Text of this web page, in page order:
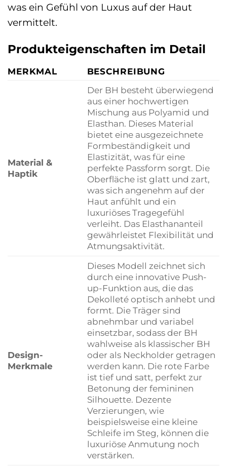
was ein Gefühl von Luxus auf der Haut
vermittelt.
Produkteigenschaften im Detail
MERKMAL BESCHREIBUNG
Material &
Haptik
Der BH besteht überwiegend
aus einer hochwertigen
Mischung aus Polyamid und
Elasthan. Dieses Material
bietet eine ausgezeichnete
Formbeständigkeit und
Elastizität, was für eine
perfekte Passform sorgt. Die
Oberfläche ist glatt und zart,
was sich angenehm auf der
Haut anfühlt und ein
luxuriöses Tragegefühl
verleiht. Das Elasthananteil
gewährleistet Flexibilität und
Atmungsaktivität.
Design-
Merkmale
Dieses Modell zeichnet sich
durch eine innovative Push-
up-Funktion aus, die das
Dekolleté optisch anhebt und
formt. Die Träger sind
abnehmbar und variabel
einsetzbar, sodass der BH
wahlweise als klassischer BH
oder als Neckholder getragen
werden kann. Die rote Farbe
ist tief und satt, perfekt zur
Betonung der femininen
Silhouette. Dezente
Verzierungen, wie
beispielsweise eine kleine
Schleife im Steg, können die
luxuriöse Anmutung noch
verstärken.